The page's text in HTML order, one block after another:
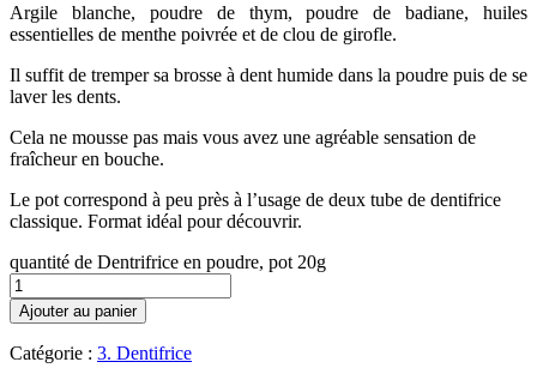
Argile blanche, poudre de thym, poudre de badiane, huiles
essentielles de menthe poivrée et de clou de girofle.
Il suffit de tremper sa brosse à dent humide dans la poudre puis de se
laver les dents.
Cela ne mousse pas mais vous avez une agréable sensation de
fraîcheur en bouche.
Le pot correspond à peu près à l’usage de deux tube de dentifrice
classique. Format idéal pour découvrir.
quantité de Dentrifrice en poudre, pot 20g
Ajouter au panier
Catégorie : 3. Dentifrice